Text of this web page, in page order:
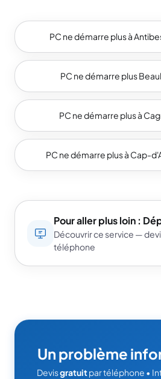
PC ne démarre plus à
PC ne démarre plus
PC ne démarre plus à
PC ne démarre plus à Cap-
Pour aller plus loin :
Découvrir ce service —
téléphone
Un problème
Devisgratuitpar téléphone •